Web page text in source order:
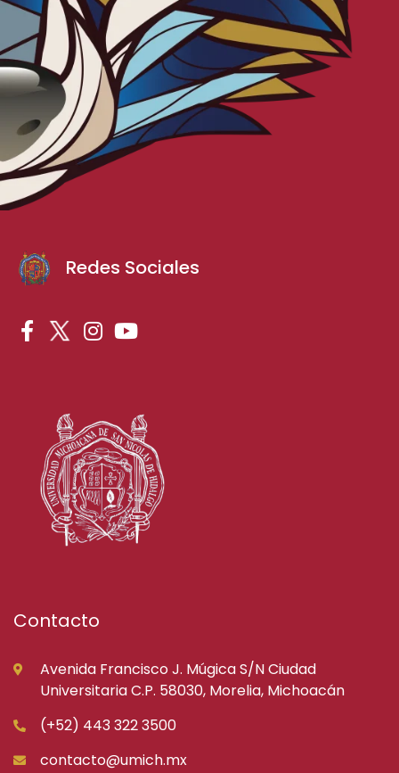
Redes Sociales
Contacto
Avenida Francisco J. Múgica S/N Ciudad
Universitaria C.P. 58030, Morelia, Michoacán
(+52) 443 322 3500
contacto@umich.mx